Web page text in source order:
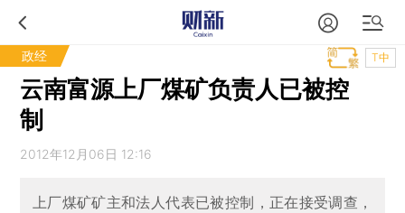
政经 T中
云南富源上厂煤矿负责人已被控
制
2012年12月06日 12:16
上厂煤矿矿主和法人代表已被控制，正在接受调查，